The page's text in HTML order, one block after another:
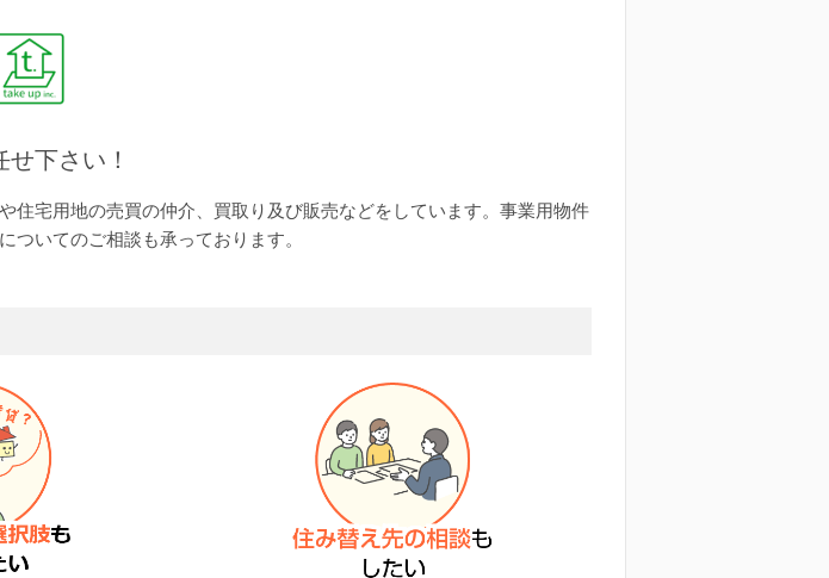
下さい！
宅用地の売買の仲介、買取り及び販売などをしています。事業用物件
ついてのご相談も承っております。